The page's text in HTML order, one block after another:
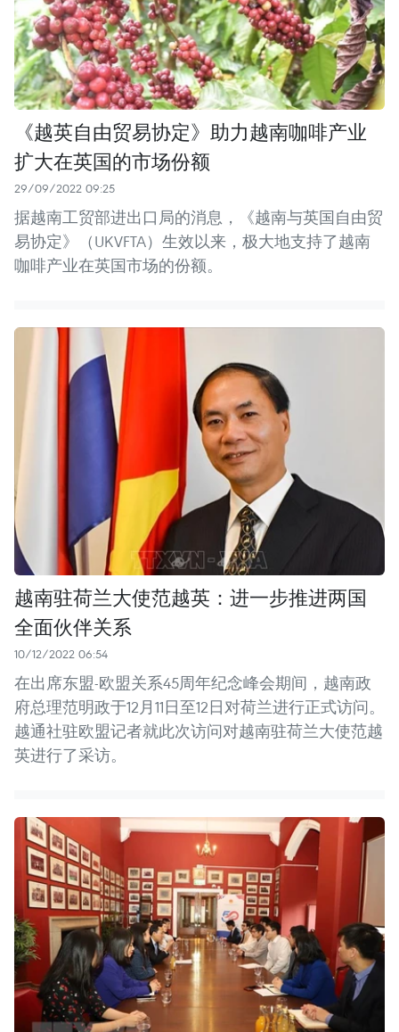
《越英自由贸易协定》助力越南咖啡产业
扩大在英国的市场份额
29/09/2022 09:25
据越南工贸部进出口局的消息，《越南与英国自由贸
易协定》（UKVFTA）生效以来，极大地支持了越南
咖啡产业在英国市场的份额。
越南驻荷兰大使范越英：进一步推进两国
全面伙伴关系
10/12/2022 06:54
在出席东盟-欧盟关系45周年纪念峰会期间，越南政
府总理范明政于12月11日至12日对荷兰进行正式访问。
越通社驻欧盟记者就此次访问对越南驻荷兰大使范越
英进行了采访。